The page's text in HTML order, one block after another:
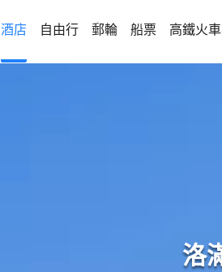
酒店 自由行 郵輪 船票 高鐵火
洛